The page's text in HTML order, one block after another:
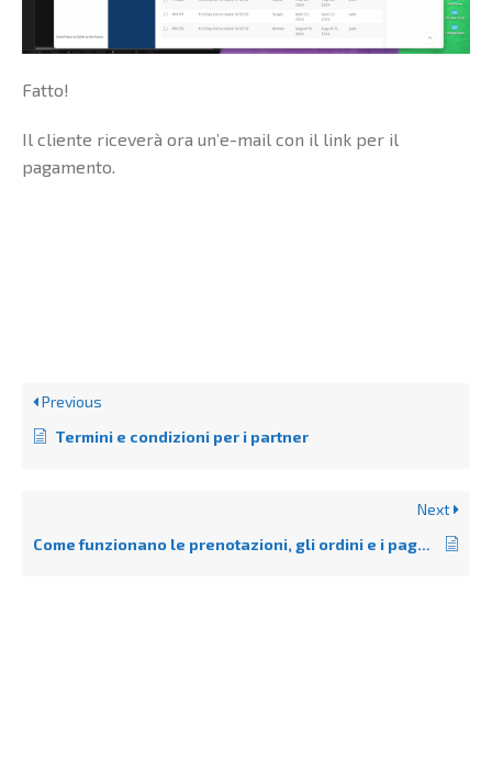
Fatto!
Il cliente riceverà ora un’e-mail con il link per il
pagamento.
Previous
Termini e condizioni per i partner
Next
Come funzionano le prenotazioni, gli ordini e i pagamenti su GttA